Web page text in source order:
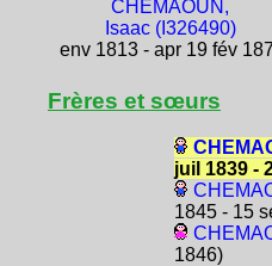
CHEMAOUN,
Isaac (I326490)
env 1813 - apr 19 fév
Frères et sœurs
juil 1839 -
1845 - 15
1846)